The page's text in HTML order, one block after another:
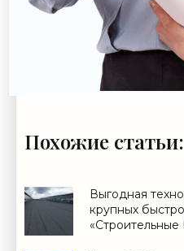
Похожие статьи:
Выгодная
крупных